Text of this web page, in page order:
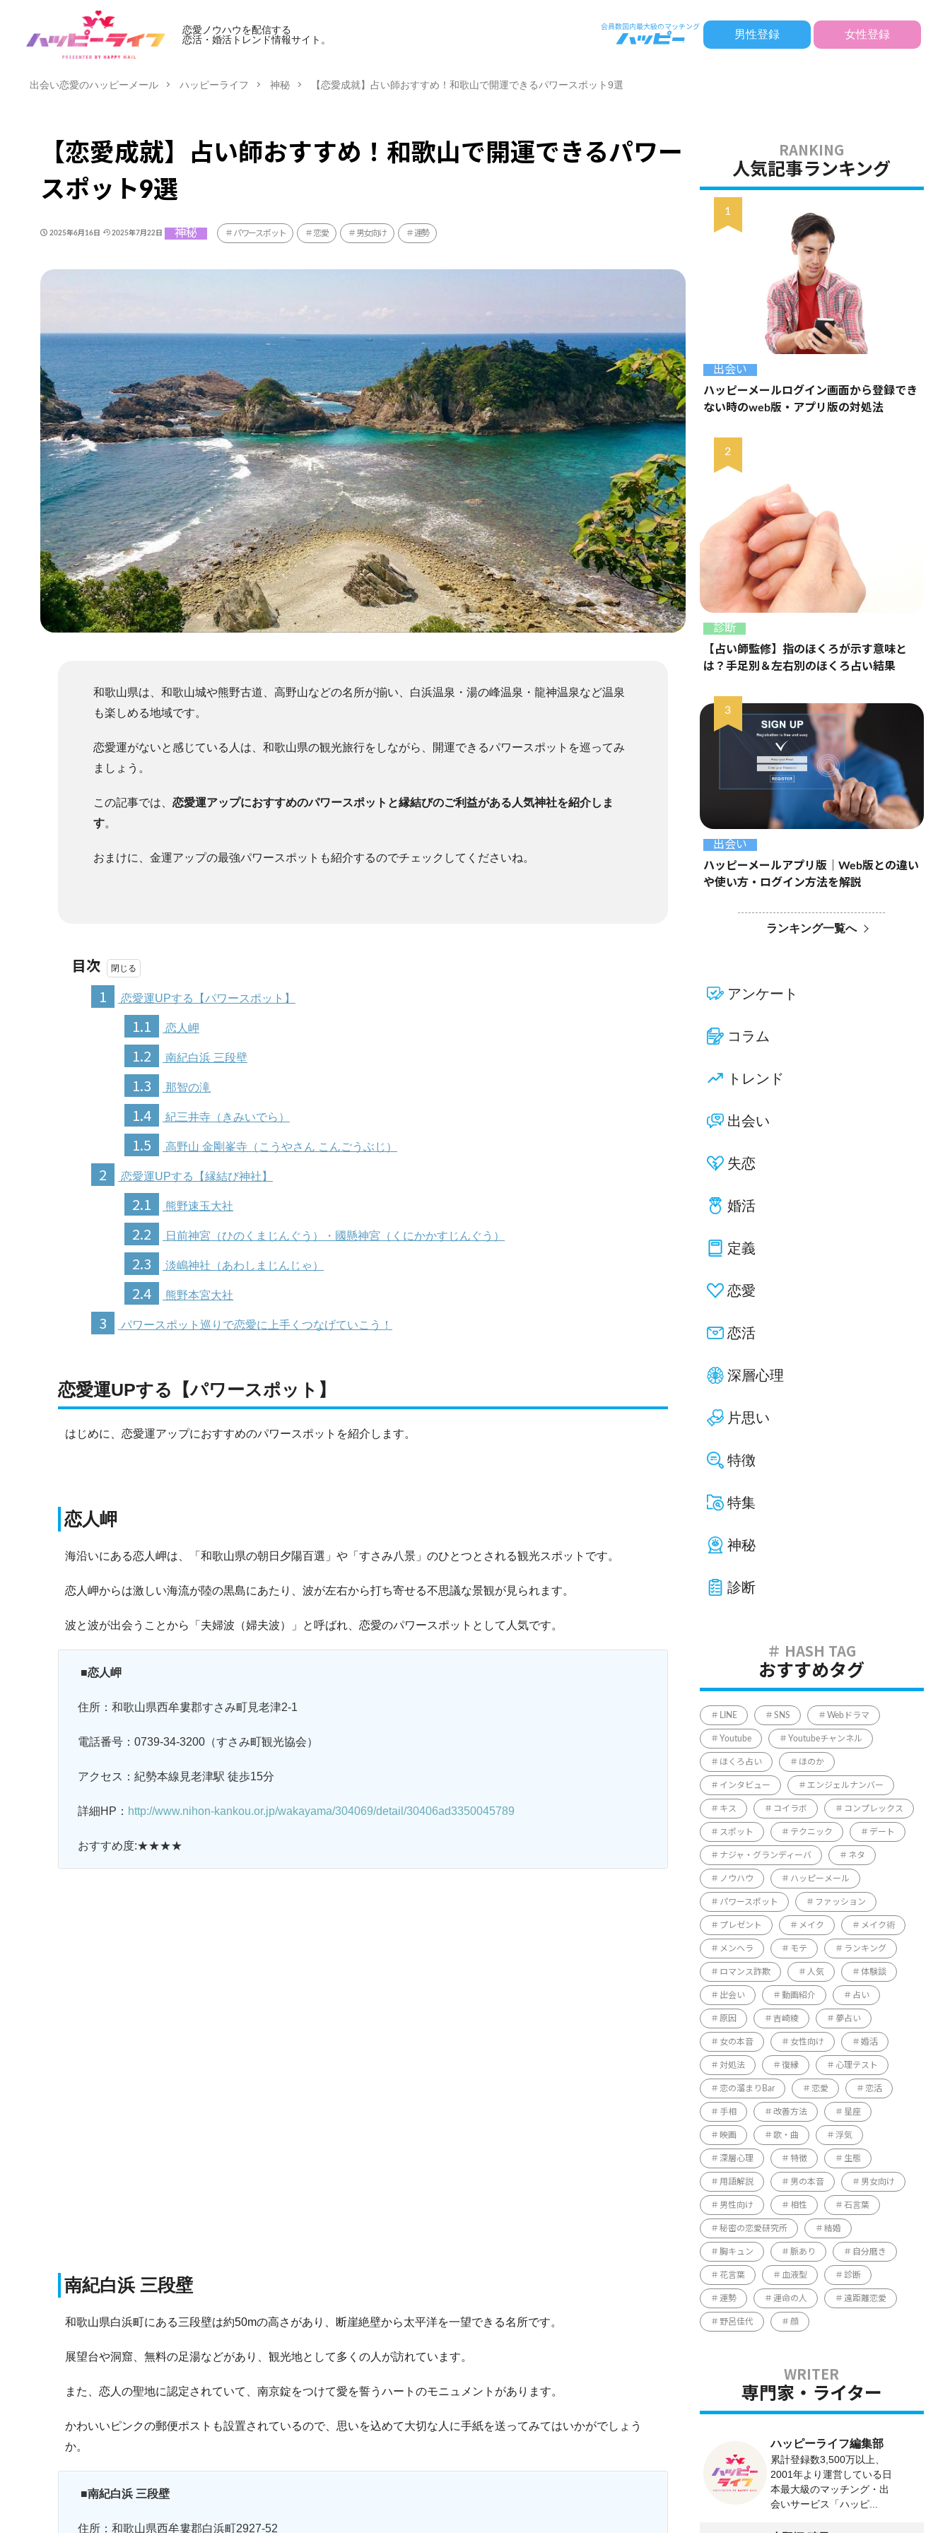
恋愛ノウハウを配信する
恋活・婚活トレンド情報サイト。
男性登録 女性登録
出会い恋愛のハッピーメール ハッピーライフ 神秘 【恋愛成就】占い師おすすめ！和歌山で開運できるパワースポット9選
【恋愛成就】占い師おすすめ！和歌山で開運できるパワー
スポット9選
2025年6月16日 2025年7月22日 神秘 パワースポット 恋愛 男女向け 運勢
和歌山県は、和歌山城や熊野古道、高野山などの名所が揃い、白浜温泉・湯の峰温泉・龍神温泉など温泉
も楽しめる地域です。
恋愛運がないと感じている人は、和歌山県の観光旅行をしながら、開運できるパワースポットを巡ってみ
ましょう。
この記事では、 恋愛運アップにおすすめのパワースポットと縁結びのご利益がある人気神社を紹介しま
す。
おまけに、金運アップの最強パワースポットも紹介するのでチェックしてくださいね。
目次
1
恋愛運UPする【パワースポット】
1.1 恋人岬
1.2 南紀白浜 三段壁
1.3 那智の滝
1.4 紀三井寺（きみいでら）
1.5 高野山 金剛峯寺（こうやさん こんごうぶじ）
2 恋愛運UPする【縁結び神社】
2.1 熊野速玉大社
2.2 日前神宮（ひのくまじんぐう）・國懸神宮（くにかかすじんぐう）
2.3 淡嶋神社（あわしまじんじゃ）
2.4 熊野本宮大社
3 パワースポット巡りで恋愛に上手くつなげていこう！
恋愛運UPする【パワースポット】
はじめに、恋愛運アップにおすすめのパワースポットを紹介します。
恋人岬
海沿いにある恋人岬は、「和歌山県の朝日夕陽百選」や「すさみ八景」のひとつとされる観光スポットです。
恋人岬からは激しい海流が陸の黒島にあたり、波が左右から打ち寄せる不思議な景観が見られます。
波と波が出会うことから「夫婦波（婦夫波）」と呼ばれ、恋愛のパワースポットとして人気です。
■恋人岬
住所：和歌山県西牟婁郡すさみ町見老津2-1
電話番号：0739-34-3200（すさみ町観光協会）
アクセス：紀勢本線見老津駅 徒歩15分
詳細HP： http://www.nihon-kankou.or.jp/wakayama/304069/detail/30406ad3350045789
おすすめ度:★★★★
南紀白浜 三段壁
和歌山県白浜町にある三段壁は約50mの高さがあり、断崖絶壁から太平洋を一望できる名所です。
展望台や洞窟、無料の足湯などがあり、観光地として多くの人が訪れています。
また、恋人の聖地に認定されていて、南京錠をつけて愛を誓うハートのモニュメントがあります。
かわいいピンクの郵便ポストも設置されているので、思いを込めて大切な人に手紙を送ってみてはいかがでしょう
か。
■南紀白浜 三段壁
住所：和歌山県西牟婁郡白浜町2927-52
人気記事ランキング
出会い
ハッピーメールログイン画面から登録でき
ない時のweb版・アプリ版の対処法
診断
【占い師監修】指のほくろが示す意味と
は？手足別＆左右別のほくろ占い結果
出会い
ハッピーメールアプリ版｜Web版との違い
や使い方・ログイン方法を解説
ランキング一覧へ
アンケート
コラム
トレンド
出会い
失恋
婚活
定義
恋愛
恋活
深層心理
片思い
特徴
特集
神秘
診断
おすすめタグ
LINE SNS Webドラマ
Youtube Youtubeチャンネル
ほくろ占い ほのか
インタビュー エンジェルナンバー
キス コイラボ コンプレックス
スポット テクニック デート
ナジャ・グランディーバ ネタ
ノウハウ ハッピーメール
パワースポット ファッション
プレゼント メイク メイク術
メンヘラ モテ ランキング
ロマンス詐欺 人気 体験談
出会い 動画紹介 占い
原因 吉崎綾 夢占い
女の本音 女性向け 婚活
対処法 復縁 心理テスト
恋の溜まりBar 恋愛 恋活
手相 改善方法 星座
映画 歌・曲 浮気
深層心理 特徴 生態
用語解説 男の本音 男女向け
男性向け 相性 石言葉
秘密の恋愛研究所 結婚
胸キュン 脈あり 自分磨き
花言葉 血液型 診断
運勢 運命の人 遠距離恋愛
野呂佳代 顔
専門家・ライター
ハッピーライフ編集部
累計登録数3,500万以上、
2001年より運営している日
本最大級のマッチング・出
会いサービス「ハッピ...